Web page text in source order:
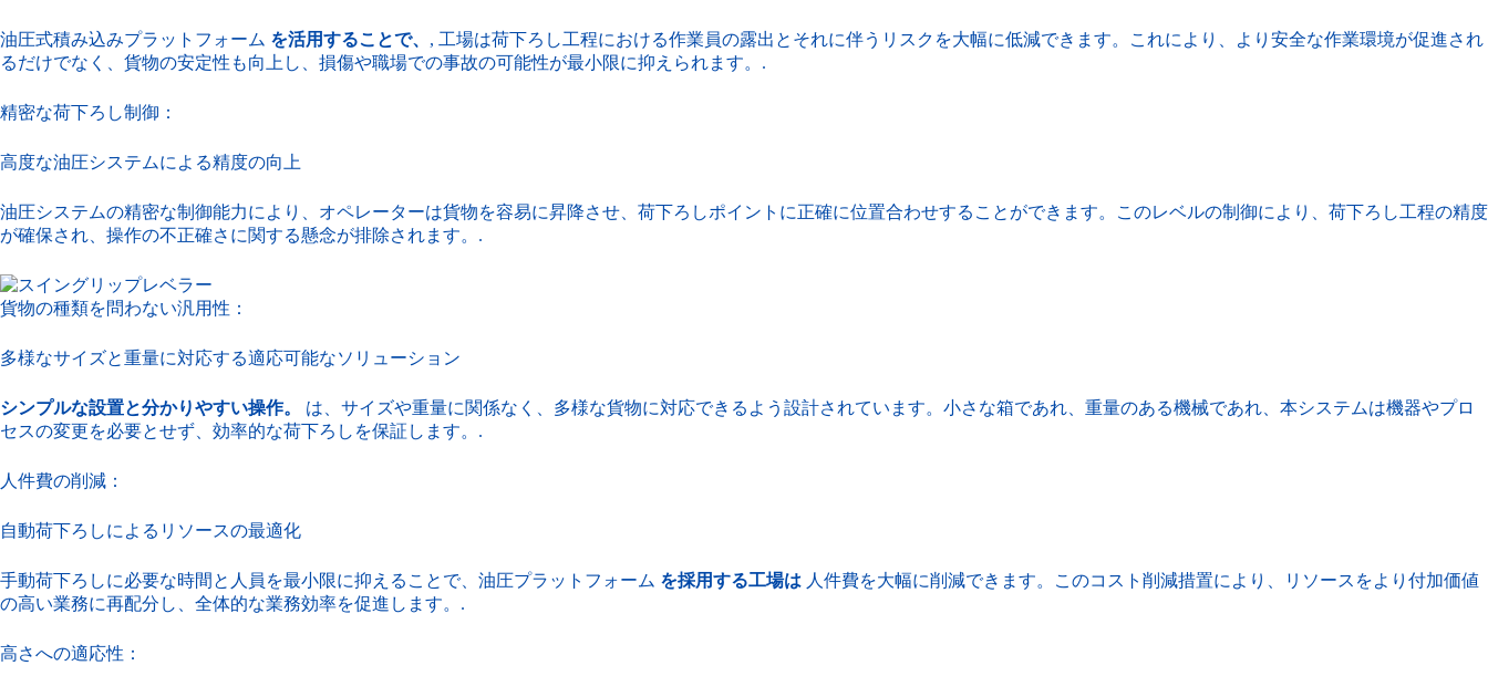
油圧式積み込みプラットフォーム を活用することで、 , 工場は荷下ろし工程における作業員の露出とそれに伴うリスクを大幅に低減できます。これにより、より安全な作業環境が促進され
るだけでなく、貨物の安定性も向上し、損傷や職場での事故の可能性が最小限に抑えられます。.
精密な荷下ろし制御：
高度な油圧システムによる精度の向上
油圧システムの精密な制御能力により、オペレーターは貨物を容易に昇降させ、荷下ろしポイントに正確に位置合わせすることができます。このレベルの制御により、荷下ろし工程の精度
が確保され、操作の不正確さに関する懸念が排除されます。.
貨物の種類を問わない汎用性：
多様なサイズと重量に対応する適応可能なソリューション
シンプルな設置と分かりやすい操作。 は、サイズや重量に関係なく、多様な貨物に対応できるよう設計されています。小さな箱であれ、重量のある機械であれ、本システムは機器やプロ
セスの変更を必要とせず、効率的な荷下ろしを保証します。.
人件費の削減：
自動荷下ろしによるリソースの最適化
手動荷下ろしに必要な時間と人員を最小限に抑えることで、油圧プラットフォーム を採用する工場は 人件費を大幅に削減できます。このコスト削減措置により、リソースをより付加価値
の高い業務に再配分し、全体的な業務効率を促進します。.
高さへの適応性：